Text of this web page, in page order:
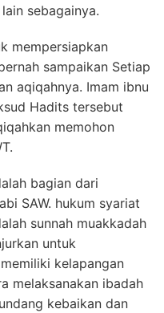
sebagainya.
mempersiapkan
sampaikan Setiap
aqiqahnya. Imam ibnu
Hadits tersebut
memohon
bagian dari
SAW. hukum syariat
sunnah muakkadah
untuk
kelapangan
melaksanakan ibadah
kebaikan dan